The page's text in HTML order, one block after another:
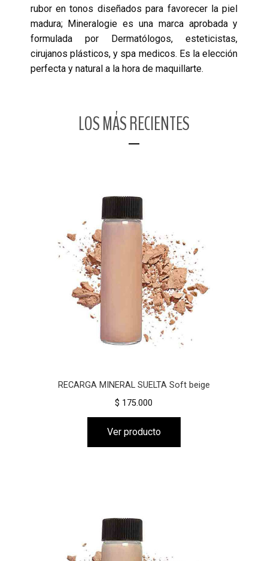
rubor en tonos diseñados para favorecer la piel
madura; Mineralogie es una marca aprobada y
formulada por Dermatólogos, esteticistas,
cirujanos plásticos, y spa medicos. Es la elección
perfecta y natural a la hora de maquillarte.
LOS MÁS RECIENTES
RECARGA MINERAL SUELTA Soft beige
$ 175.000
Ver producto